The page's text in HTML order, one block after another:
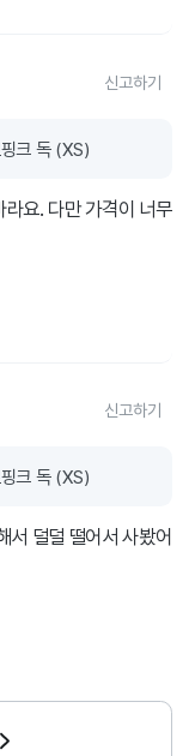
신고하기
크 독 (XS)
요. 다만 가격이 너무
신고하기
크 독 (XS)
서 덜덜 떨어서 사봤어